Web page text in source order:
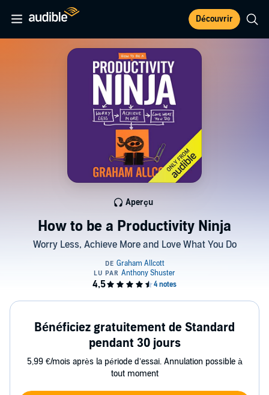
Découvrir
How to be a Productivity Ninja
Worry Less, Achieve More and Love What You Do
Aperçu
Bénéficiez gratuitement de Standard
pendant 30 jours
5,99 €/mois après la période d’essai. Annulation possible à
tout moment